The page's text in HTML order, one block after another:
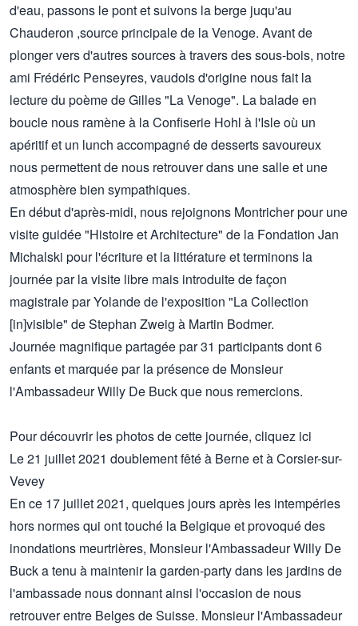
d'eau, passons le pont et suivons la berge juqu'au
Chauderon ,source principale de la Venoge. Avant de
plonger vers d'autres sources à travers des sous-bois, notre
ami Frédéric Penseyres, vaudois d'origine nous fait la
lecture du poème de Gilles "La Venoge". La balade en
boucle nous ramène à la Confiserie Hohl à l'Isle où un
apéritif et un lunch accompagné de desserts savoureux
nous permettent de nous retrouver dans une salle et une
atmosphère bien sympathiques.
En début d'après-midi, nous rejoignons Montricher pour une
visite guidée "Histoire et Architecture" de la Fondation Jan
Michalski pour l'écriture et la littérature et terminons la
journée par la visite libre mais introduite de façon
magistrale par Yolande de l'exposition "La Collection
[in]visible" de Stephan Zweig à Martin Bodmer.
Journée magnifique partagée par 31 participants dont 6
enfants et marquée par la présence de Monsieur
l'Ambassadeur Willy De Buck que nous remercions.
Pour découvrir les photos de cette journée, cliquez ici
Le 21 juillet 2021 doublement fêté à Berne et à Corsier-sur-
Vevey
En ce 17 juillet 2021, quelques jours après les intempéries
hors normes qui ont touché la Belgique et provoqué des
inondations meurtrières, Monsieur l'Ambassadeur Willy De
Buck a tenu à maintenir la garden-party dans les jardins de
l'ambassade nous donnant ainsi l'occasion de nous
retrouver entre Belges de Suisse. Monsieur l'Ambassadeur